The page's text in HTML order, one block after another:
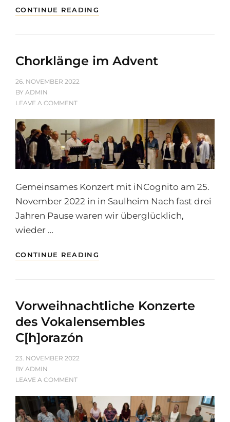
CONTINUE READING
Chorklänge im Advent
POSTED
ON
26. NOVEMBER 2022
BY ADMIN
LEAVE A COMMENTON
ADVENT
Gemeinsames Konzert mit iNCognito am 25.
November 2022 in in Saulheim Nach fast drei
Jahren Pause waren wir überglücklich,
wieder …
CONTINUE READING
Vorweihnachtliche Konzerte
des Vokalensembles
C[h]orazón
POSTED
ON
23. NOVEMBER 2022
BY ADMIN
LEAVE A COMMENTON
KONZERTE
DES